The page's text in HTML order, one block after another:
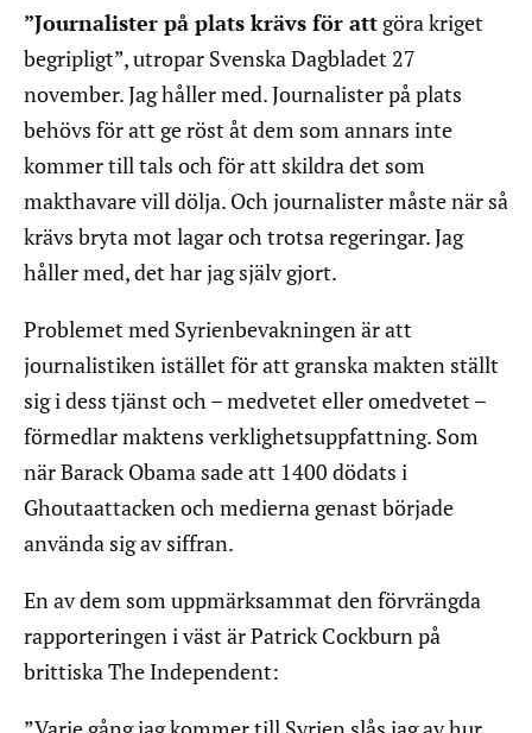
”Journalister på plats krävs för att göra kriget
begripligt”, utropar Svenska Dagbladet 27
november. Jag håller med. Journalister på plats
behövs för att ge röst åt dem som annars inte
kommer till tals och för att skildra det som
makthavare vill dölja. Och journalister måste när så
krävs bryta mot lagar och trotsa regeringar. Jag
håller med, det har jag själv gjort.
Problemet med Syrienbevakningen är att
journalistiken istället för att granska makten ställt
sig i dess tjänst och – medvetet eller omedvetet –
förmedlar maktens verklighetsuppfattning. Som
när Barack Obama sade att 1400 dödats i
Ghoutaattacken och medierna genast började
använda sig av siffran.
En av dem som uppmärksammat den förvrängda
rapporteringen i väst är Patrick Cockburn på
brittiska The Independent: